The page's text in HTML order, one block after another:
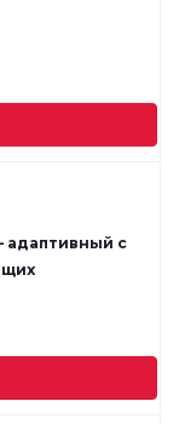
адаптивный с